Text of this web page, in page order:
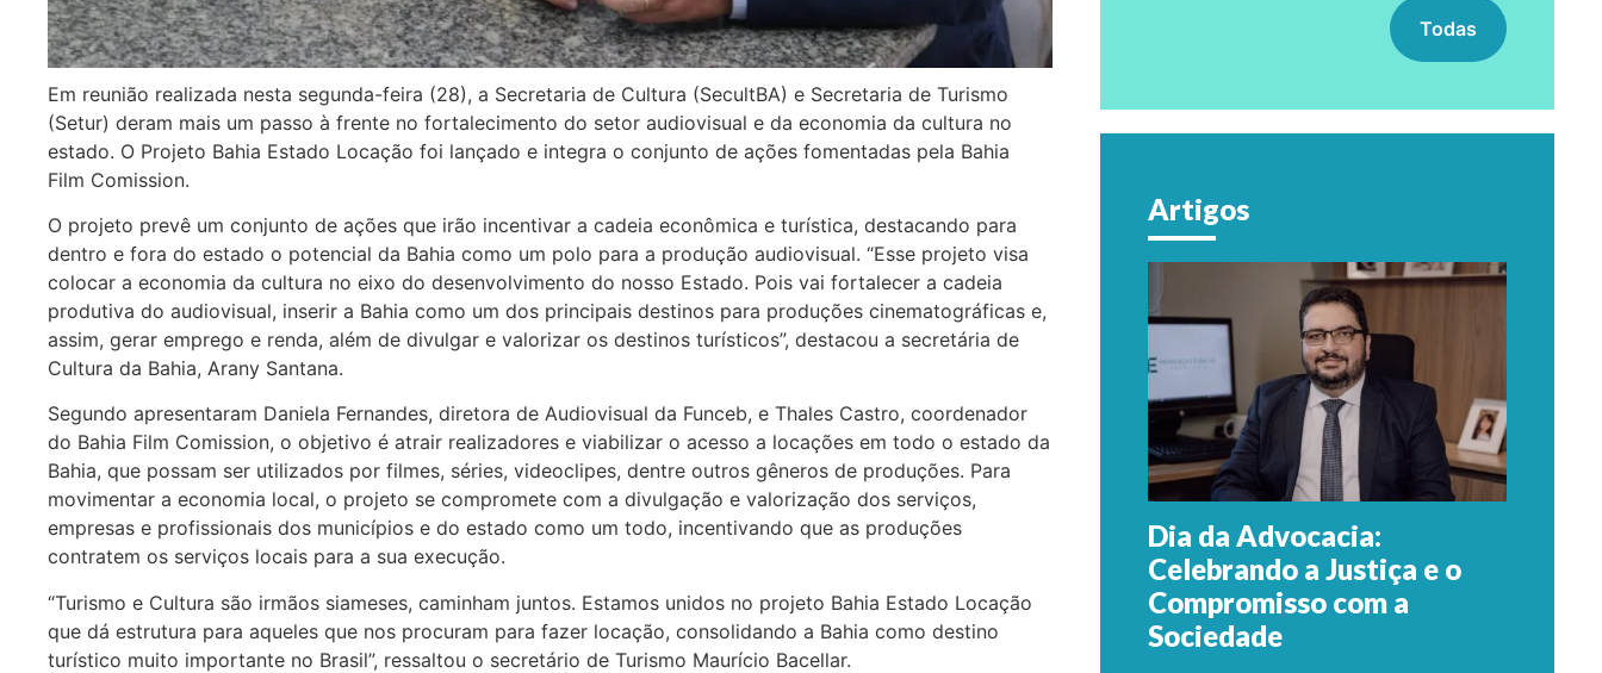
Em reunião realizada nesta segunda-feira (28), a Secretaria de Cultura (SecultBA) e Secretaria de Turismo
(Setur) deram mais um passo à frente no fortalecimento do setor audiovisual e da economia da cultura no
estado. O Projeto Bahia Estado Locação foi lançado e integra o conjunto de ações fomentadas pela Bahia
Film Comission.
O projeto prevê um conjunto de ações que irão incentivar a cadeia econômica e turística, destacando para
dentro e fora do estado o potencial da Bahia como um polo para a produção audiovisual. “Esse projeto visa
colocar a economia da cultura no eixo do desenvolvimento do nosso Estado. Pois vai fortalecer a cadeia
produtiva do audiovisual, inserir a Bahia como um dos principais destinos para produções cinematográficas e,
assim, gerar emprego e renda, além de divulgar e valorizar os destinos turísticos”, destacou a secretária de
Cultura da Bahia, Arany Santana.
Segundo apresentaram Daniela Fernandes, diretora de Audiovisual da Funceb, e Thales Castro, coordenador
do Bahia Film Comission, o objetivo é atrair realizadores e viabilizar o acesso a locações em todo o estado da
Bahia, que possam ser utilizados por filmes, séries, videoclipes, dentre outros gêneros de produções. Para
movimentar a economia local, o projeto se compromete com a divulgação e valorização dos serviços,
empresas e profissionais dos municípios e do estado como um todo, incentivando que as produções
contratem os serviços locais para a sua execução.
“Turismo e Cultura são irmãos siameses, caminham juntos. Estamos unidos no projeto Bahia Estado Locação
que dá estrutura para aqueles que nos procuram para fazer locação, consolidando a Bahia como destino
turístico muito importante no Brasil”, ressaltou o secretário de Turismo Maurício Bacellar.
Todas
Artigos
Dia da Advocacia:
Celebrando a Justiça e o
Compromisso com a
Sociedade